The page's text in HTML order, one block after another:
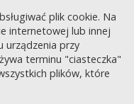
plik cookie. Na
internetowej lub innej
urządzenia przy
terminu "ciasteczka"
plików, które